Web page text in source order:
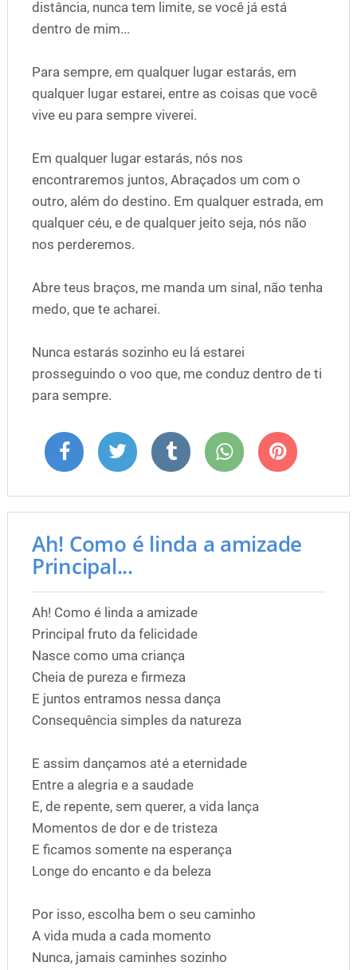
distância, nunca tem limite, se você já está
dentro de mim...
Para sempre, em qualquer lugar estarás, em
qualquer lugar estarei, entre as coisas que você
vive eu para sempre viverei.
Em qualquer lugar estarás, nós nos
encontraremos juntos, Abraçados um com o
outro, além do destino. Em qualquer estrada, em
qualquer céu, e de qualquer jeito seja, nós não
nos perderemos.
Abre teus braços, me manda um sinal, não tenha
medo, que te acharei.
Nunca estarás sozinho eu lá estarei
prosseguindo o voo que, me conduz dentro de ti
para sempre.
Ah! Como é linda a amizade
Principal...
Ah! Como é linda a amizade
Principal fruto da felicidade
Nasce como uma criança
Cheia de pureza e firmeza
E juntos entramos nessa dança
Consequência simples da natureza
E assim dançamos até a eternidade
Entre a alegria e a saudade
E, de repente, sem querer, a vida lança
Momentos de dor e de tristeza
E ficamos somente na esperança
Longe do encanto e da beleza
Por isso, escolha bem o seu caminho
A vida muda a cada momento
Nunca, jamais caminhes sozinho